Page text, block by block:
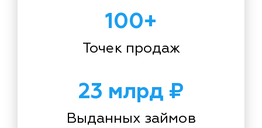
100+
Точек продаж
23 млрд ₽
Выданных займов